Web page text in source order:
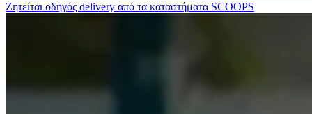
Ζητείται οδηγός delivery από τα καταστήματα SCOOPS